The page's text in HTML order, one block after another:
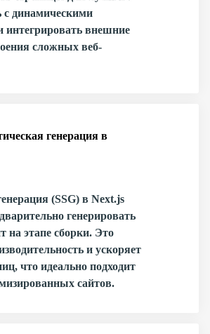
с динамическими
внешние
сложных веб-
генерация в
(SSG) в Next.js
генерировать
на этапе сборки. Это
и ускоряет
что идеально подходит
сайтов.